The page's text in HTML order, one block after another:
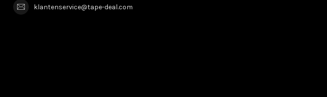
klantenservice@tape-deal.com